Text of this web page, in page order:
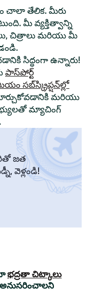
చాలా తేలిక. మీరు
మీ వ్యక్తిత్వాన్ని
చిత్రాలు మరియు మీ
సిద్ధంగా ఉన్నారు!
పాస్‌పోర్ట్
సబ్‌స్క్రిప్షన్‌ల్లో
మరియు
మ్యాచింగ్
జత
వెళ్లండి!
భద్రతా చిట్కాలు
అనుసరించాలని